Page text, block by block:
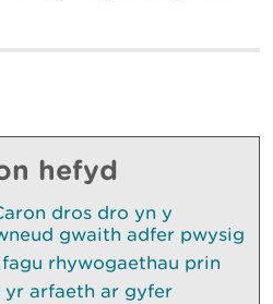
hefyd
dros dro yn y
gwaith adfer pwysig
rhywogaethau prin
arfaeth ar gyfer